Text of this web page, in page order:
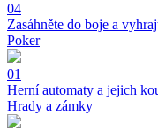
04
Zasáhněte do boje a
Poker
01
Herní automaty a jejich
Hrady a zámky